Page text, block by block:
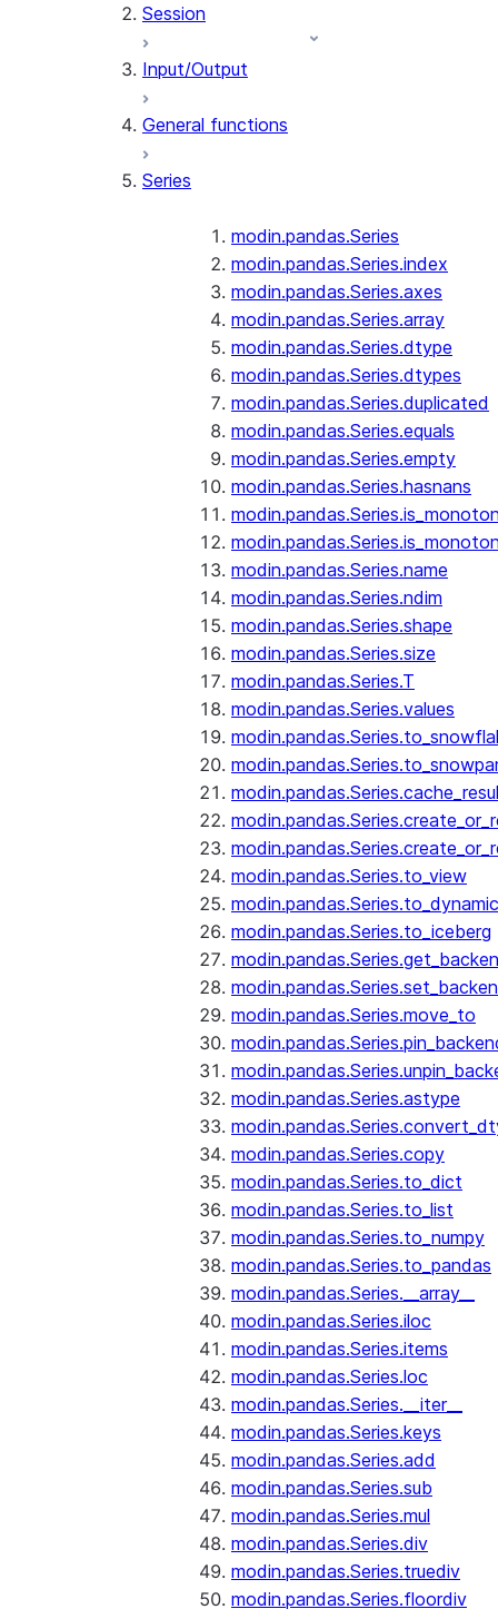
Session
Input/Output
General functions
Series
modin.pandas.Series
modin.pandas.Series.index
modin.pandas.Series.axes
modin.pandas.Series.array
modin.pandas.Series.dtype
modin.pandas.Series.dtypes
modin.pandas.Series.duplicated
modin.pandas.Series.equals
modin.pandas.Series.empty
modin.pandas.Series.hasnans
modin.pandas.Series.name
modin.pandas.Series.ndim
modin.pandas.Series.shape
modin.pandas.Series.size
modin.pandas.Series.T
modin.pandas.Series.values
modin.pandas.Series.to_view
modin.pandas.Series.to_iceberg
modin.pandas.Series.move_to
modin.pandas.Series.astype
modin.pandas.Series.copy
modin.pandas.Series.to_dict
modin.pandas.Series.to_list
modin.pandas.Series.to_numpy
modin.pandas.Series.to_pandas
modin.pandas.Series.__array__
modin.pandas.Series.iloc
modin.pandas.Series.items
modin.pandas.Series.loc
modin.pandas.Series.__iter__
modin.pandas.Series.keys
modin.pandas.Series.add
modin.pandas.Series.sub
modin.pandas.Series.mul
modin.pandas.Series.div
modin.pandas.Series.truediv
modin.pandas.Series.floordiv